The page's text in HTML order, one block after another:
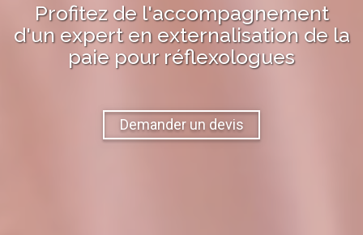
Profitez de l'accompagnement
d'un expert en externalisation de la
paiepour réflexologues
Demander un devis